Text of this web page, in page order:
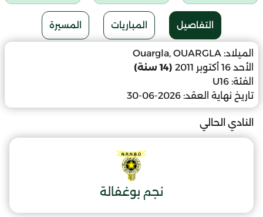
التفاصيل المباريات المسيرة
الميلاد: Ouargla, OUARGLA
الأحد 16 أكتوبر 2011
(14 سنة)
الفئة: U16
تاريخ نهاية العقد: 2026-06-30
النادي الحالي
نجم بوغفالة